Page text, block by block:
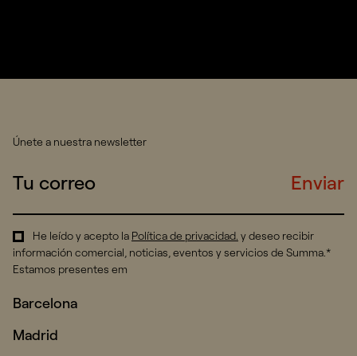
Únete a nuestra newsletter
Enviar
He leído y acepto la Política de privacidad. y deseo recibir
información comercial, noticias, eventos y servicios de Summa.*
Estamos presentes em
Barcelona
Madrid